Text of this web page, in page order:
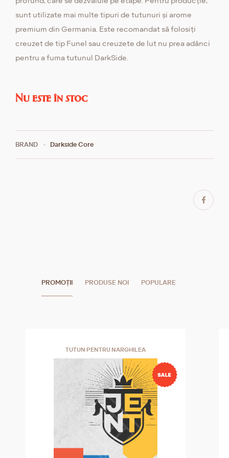
sunt utilizate mai multe tipuri de tutunuri și arome
premium din Germania. Este recomandat să folosiți
creuzet de tip Funel sau creuzete de lut nu prea adânci
pentru a fuma tutunul DarkSide.
Nu este în stoc
BRAND Darkside Core
PROMOȚII PRODUSE NOI POPULARE
TUTUN PENTRU NARGHILEA